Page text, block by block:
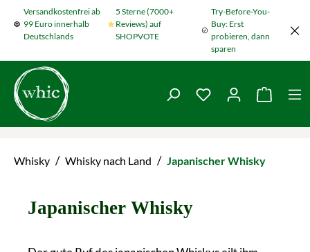
Zum Hauptinhalt springen
Versandkostenfrei ab
99 Euro innerhalb
Deutschlands
5 Sterne (7000+
Reviews) auf
SHOPVOTE
Try-Before-You-
Buy: Erst
probieren, dann
sparen
Du hast 0
Whisky / Whisky nach Land / Japanischer Whisky
Japanischer Whisky